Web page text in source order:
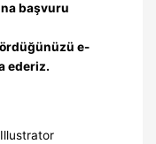
başvuru
e-
ederiz.